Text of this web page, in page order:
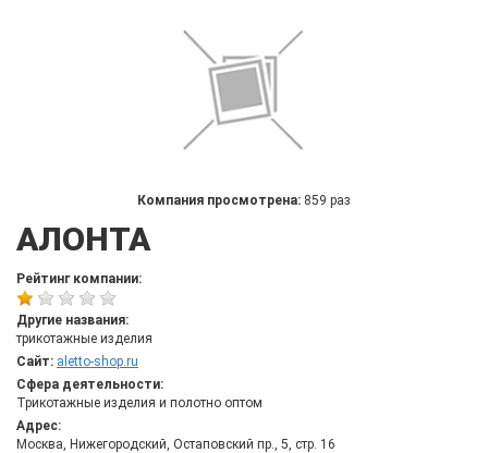
Компания просмотрена: 859 раз
АЛОНТА
Рейтинг компании:
Другие названия:
трикотажные изделия
Сайт: aletto-shop.ru
Сфера деятельности:
Трикотажные изделия и полотно оптом
Адрес:
Москва, Нижегородский, Остаповский пр., 5, стр. 16